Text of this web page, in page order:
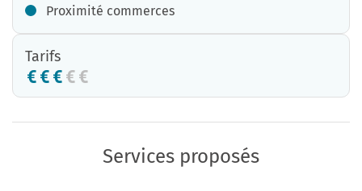
Proximité commerces
Tarifs
Services proposés